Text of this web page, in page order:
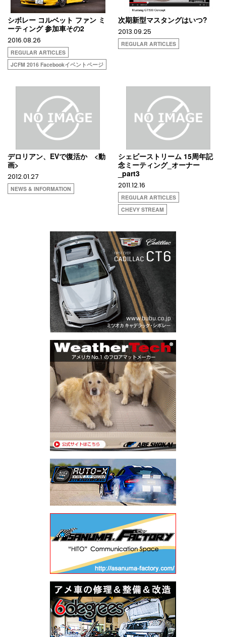
シボレー コルベット ファン ミ
ーティング 参加車その2
2016.08.26
REGULAR ARTICLES
JCFM 2016 Facebookイベントページ
次期新型マスタングはいつ?
2013.09.25
REGULAR ARTICLES
デロリアン、EVで復活か <動
画>
2012.01.27
NEWS & INFORMATION
シェビーストリーム 15周年記
念ミーティング_オーナー
_part3
2011.12.16
REGULAR ARTICLES
CHEVY STREAM